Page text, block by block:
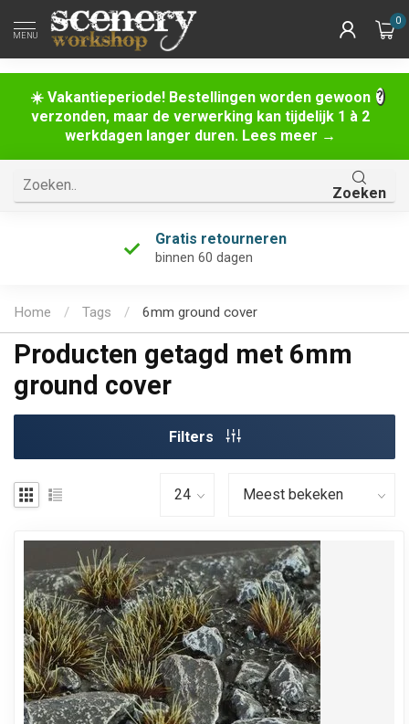
☀️ Vakantieperiode! Bestellingen worden gewoon
verzonden, maar de verwerking kan tijdelijk 1 à 2
werkdagen langer duren. Lees meer →
MENU
0
Zoeken
Gratis retourneren
binnen 60 dagen
Home / Tags / 6mm ground cover
Producten getagd met 6mm
ground cover
Filters